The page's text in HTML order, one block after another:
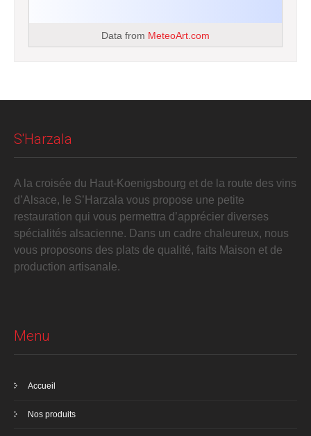
Data from MeteoArt.com
S'Harzala
A la croisée du Haut-Koenigsbourg et de la route des vins
d’Alsace, le S’Harzala vous propose une petite
restauration qui vous permettra d’apprécier diverses
spécialités alsacienne. Dans un cadre chaleureux, nous
vous proposons des plats de qualité, faits Maison et de
production artisanale.
Menu
Accueil
Nos produits